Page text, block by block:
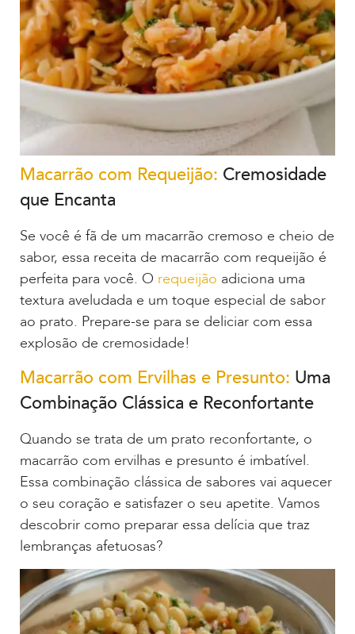
Macarrão com Requeijão: Cremosidade
que Encanta
Se você é fã de um macarrão cremoso e cheio de
sabor, essa receita de macarrão com requeijão é
perfeita para você. O requeijão adiciona uma
textura aveludada e um toque especial de sabor
ao prato. Prepare-se para se deliciar com essa
explosão de cremosidade!
Macarrão com Ervilhas e Presunto: Uma
Combinação Clássica e Reconfortante
Quando se trata de um prato reconfortante, o
macarrão com ervilhas e presunto é imbatível.
Essa combinação clássica de sabores vai aquecer
o seu coração e satisfazer o seu apetite. Vamos
descobrir como preparar essa delícia que traz
lembranças afetuosas?